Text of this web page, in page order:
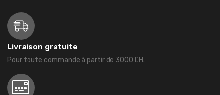
Livraison gratuite
Pour toute commande à partir de 3000 DH.